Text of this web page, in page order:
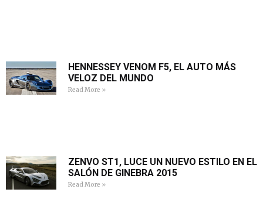
HENNESSEY VENOM F5, EL AUTO MÁS
VELOZ DEL MUNDO
Read More »
ZENVO ST1, LUCE UN NUEVO ESTILO EN EL
SALÓN DE GINEBRA 2015
Read More »